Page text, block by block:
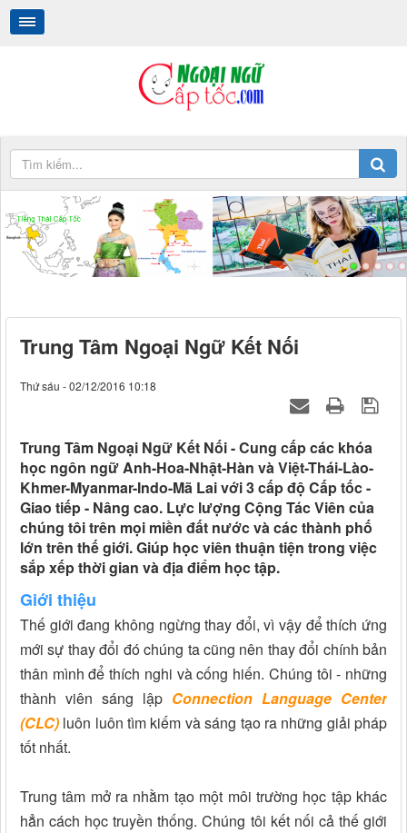
Tiếng Thái Cấp Tốc
Trung Tâm Ngoại Ngữ Kết Nối
Thứ sáu - 02/12/2016 10:18
Trung Tâm Ngoại Ngữ Kết Nối - Cung cấp các khóa
học ngôn ngữ Anh-Hoa-Nhật-Hàn và Việt-Thái-Lào-
Khmer-Myanmar-Indo-Mã Lai với 3 cấp độ Cấp tốc -
Giao tiếp - Nâng cao. Lực lượng Cộng Tác Viên của
chúng tôi trên mọi miền đất nước và các thành phố
lớn trên thế giới. Giúp học viên thuận tiện trong việc
sắp xếp thời gian và địa điểm học tập.
Giới thiệu
Thế giới đang không ngừng thay đổi, vì vậy để thích ứng
mới sự thay đổi đó chúng ta cũng nên thay đổi chính bản
thân mình để thích nghi và cống hiến. Chúng tôi - những
thành viên sáng lập Connection Language Center
(CLC) luôn luôn tìm kiếm và sáng tạo ra những giải pháp
tốt nhất.
Trung tâm mở ra nhằm tạo một môi trường học tập khác
hẳn cách học truyền thống. Chúng tôi kết nối cả thế giới